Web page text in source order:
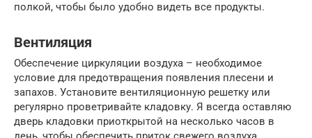
полкой, чтобы было удобно видеть все продукты.
Вентиляция
Обеспечение циркуляции воздуха – необходимое
условие для предотвращения появления плесени и
запахов. Установите вентиляционную решетку или
регулярно проветривайте кладовку. Я всегда оставляю
дверь кладовки приоткрытой на несколько часов в